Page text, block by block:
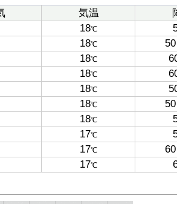
気温
18℃
18℃ 50
18℃
18℃
18℃
18℃ 50
18℃
17℃
17℃ 60
17℃